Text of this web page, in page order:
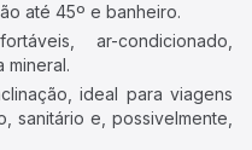
até 45º e banheiro.
ar-condicionado,
mineral.
ideal para viagens
sanitário e, possivelmente,